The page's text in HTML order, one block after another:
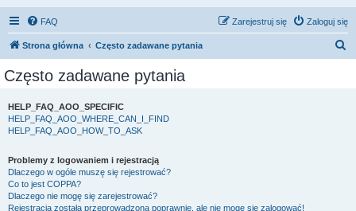
FAQ Zaloguj się
Zarejestruj się
Strona główna Często zadawane pytania
Często zadawane pytania
HELP_FAQ_AOO_SPECIFIC
HELP_FAQ_AOO_WHERE_CAN_I_FIND
HELP_FAQ_AOO_HOW_TO_ASK
Problemy z logowaniem i rejestracją
Dlaczego w ogóle muszę się rejestrować?
Co to jest COPPA?
Dlaczego nie mogę się zarejestrować?
Rejestracja została przeprowadzona poprawnie, ale nie mogę się zalogować!